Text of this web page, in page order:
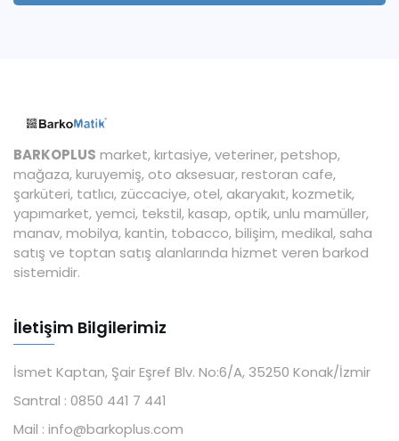
BARKOPLUS market, kırtasiye, veteriner, petshop,
mağaza, kuruyemiş, oto aksesuar, restoran cafe,
şarküteri, tatlıcı, züccaciye, otel, akaryakıt, kozmetik,
yapımarket, yemci, tekstil, kasap, optik, unlu mamüller,
manav, mobilya, kantin, tobacco, bilişim, medikal, saha
satış ve toptan satış alanlarında hizmet veren barkod
sistemidir.
İletişim Bilgilerimiz
İsmet Kaptan, Şair Eşref Blv. No:6/A, 35250 Konak/İzmir
Santral : 0850 441 7 441
Mail : info@barkoplus.com